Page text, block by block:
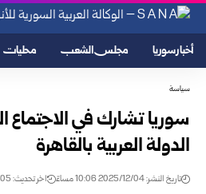
أخبار سوريا مجلس الشعب محليات
سياسة
الدولة العربية بالقاهرة
تاريخ النشر: 2025/12/04 10:06 مساءً اخر تحديث: 2025/12/05 10:06 صباحًا